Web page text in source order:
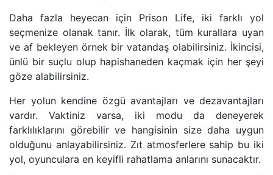
Daha fazla heyecan için Prison Life, iki farklı yol
seçmenize olanak tanır. İlk olarak, tüm kurallara uyan
ve af bekleyen örnek bir vatandaş olabilirsiniz. İkincisi,
ünlü bir suçlu olup hapishaneden kaçmak için her şeyi
göze alabilirsiniz.
Her yolun kendine özgü avantajları ve dezavantajları
vardır. Vaktiniz varsa, iki modu da deneyerek
farklılıklarını görebilir ve hangisinin size daha uygun
olduğunu anlayabilirsiniz. Zıt atmosferlere sahip bu iki
yol, oyunculara en keyifli rahatlama anlarını sunacaktır.